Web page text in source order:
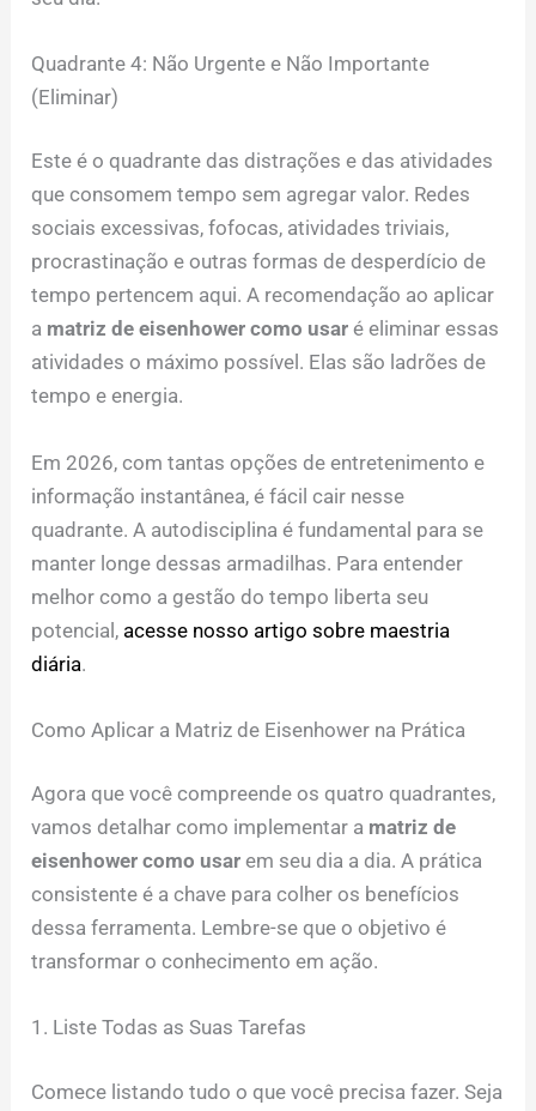
Quadrante 4: Não Urgente e Não Importante
(Eliminar)
Este é o quadrante das distrações e das atividades
que consomem tempo sem agregar valor. Redes
sociais excessivas, fofocas, atividades triviais,
procrastinação e outras formas de desperdício de
tempo pertencem aqui. A recomendação ao aplicar
a matriz de eisenhower como usar é eliminar essas
atividades o máximo possível. Elas são ladrões de
tempo e energia.
Em 2026, com tantas opções de entretenimento e
informação instantânea, é fácil cair nesse
quadrante. A autodisciplina é fundamental para se
manter longe dessas armadilhas. Para entender
melhor como a gestão do tempo liberta seu
potencial, acesse nosso artigo sobre maestria
diária.
Como Aplicar a Matriz de Eisenhower na Prática
Agora que você compreende os quatro quadrantes,
vamos detalhar como implementar a matriz de
eisenhower como usar em seu dia a dia. A prática
consistente é a chave para colher os benefícios
dessa ferramenta. Lembre-se que o objetivo é
transformar o conhecimento em ação.
1. Liste Todas as Suas Tarefas
Comece listando tudo o que você precisa fazer. Seja